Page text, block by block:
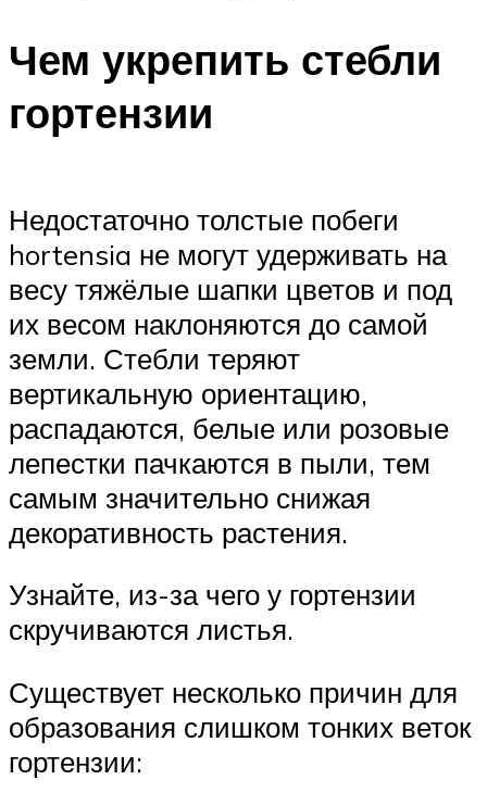
Чем укрепить стебли
гортензии
Недостаточно толстые побеги
hortensia не могут удерживать на
весу тяжёлые шапки цветов и под
их весом наклоняются до самой
земли. Стебли теряют
вертикальную ориентацию,
распадаются, белые или розовые
лепестки пачкаются в пыли, тем
самым значительно снижая
декоративность растения.
Узнайте, из-за чего у гортензии
скручиваются листья.
Существует несколько причин для
образования слишком тонких веток
гортензии: